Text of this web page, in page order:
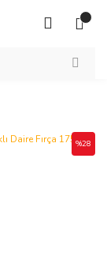
%28